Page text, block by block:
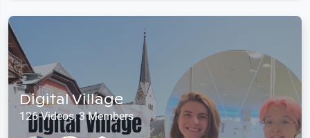
Digital Village
126 Videos, 3 Members